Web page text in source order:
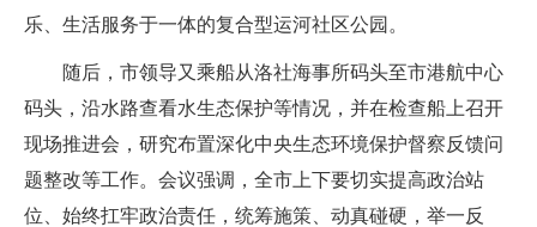
乐、生活服务于一体的复合型运河社区公园。
随后，市领导又乘船从洛社海事所码头至市港航中心
码头，沿水路查看水生态保护等情况，并在检查船上召开
现场推进会，研究布置深化中央生态环境保护督察反馈问
题整改等工作。会议强调，全市上下要切实提高政治站
位、始终扛牢政治责任，统筹施策、动真碰硬，举一反